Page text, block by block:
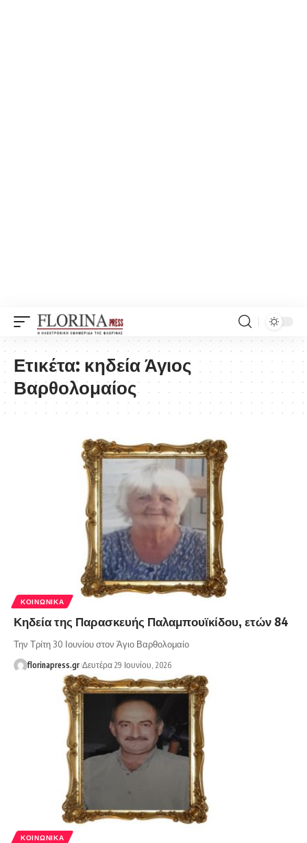
Ετικέτα: κηδεία Άγιος
Βαρθολομαίος
ΚΟΙΝΩΝΙΚΆ
Κηδεία της Παρασκευής Παλαμπουϊκίδου, ετών 84
Την Τρίτη 30 Ιουνίου στον Άγιο Βαρθολομαίο
florinapress.gr Δευτέρα 29 Ιουνίου, 2026
ΚΟΙΝΩΝΙΚΆ